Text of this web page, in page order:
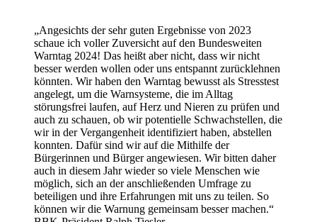
„Angesichts der sehr guten Ergebnisse von 2023
schaue ich voller Zuversicht auf den Bundesweiten
Warntag 2024! Das heißt aber nicht, dass wir nicht
besser werden wollen oder uns entspannt zurücklehnen
könnten. Wir haben den Warntag bewusst als Stresstest
angelegt, um die Warnsysteme, die im Alltag
störungsfrei laufen, auf Herz und Nieren zu prüfen und
auch zu schauen, ob wir potentielle Schwachstellen, die
wir in der Vergangenheit identifiziert haben, abstellen
konnten. Dafür sind wir auf die Mithilfe der
Bürgerinnen und Bürger angewiesen. Wir bitten daher
auch in diesem Jahr wieder so viele Menschen wie
möglich, sich an der anschließenden Umfrage zu
beteiligen und ihre Erfahrungen mit uns zu teilen. So
können wir die Warnung gemeinsam besser machen.“